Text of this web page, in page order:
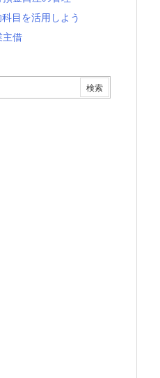
目を活用しよう
主借